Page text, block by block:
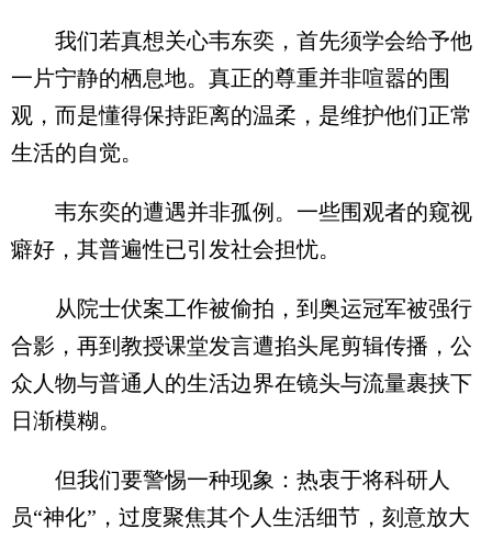
我们若真想关心韦东奕，首先须学会给予他
一片宁静的栖息地。真正的尊重并非喧嚣的围
观，而是懂得保持距离的温柔，是维护他们正常
生活的自觉。
韦东奕的遭遇并非孤例。一些围观者的窥视
癖好，其普遍性已引发社会担忧。
从院士伏案工作被偷拍，到奥运冠军被强行
合影，再到教授课堂发言遭掐头尾剪辑传播，公
众人物与普通人的生活边界在镜头与流量裹挟下
日渐模糊。
但我们要警惕一种现象：热衷于将科研人
员“神化”，过度聚焦其个人生活细节，刻意放大